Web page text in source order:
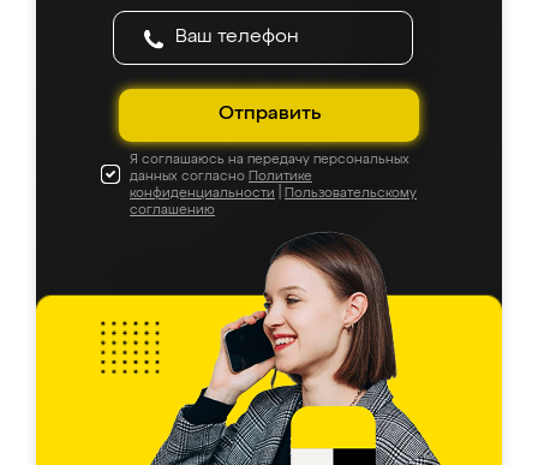
Отправить
Я соглашаюсь на передачу персональных
данных согласно Политике
конфиденциальности
Пользовательскому
соглашению